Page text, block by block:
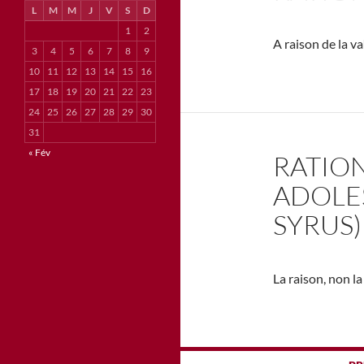
A raison de la
SYRUS)
La raison, non
L M M J V S
D
1
2
3
4 5 6 7 8
9
10
11 12 13 14 15
16
17
18 19 20 21 22 23
24 25 26 27 28 29
30
31
« Fév